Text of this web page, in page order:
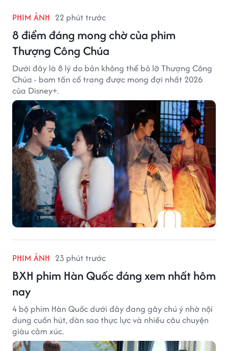
PHIM ẢNH 22 phút trước
8 điểm đáng mong chờ của phim
Thượng Công Chúa
Dưới đây là 8 lý do bản không thể bỏ lỡ Thượng Công
Chúa - bom tấn cổ trang được mong đợi nhất 2026
của Disney+.
PHIM ẢNH 23 phút trước
BXH phim Hàn Quốc đáng xem nhất hôm
nay
4 bộ phim Hàn Quốc dưới đây đang gây chú ý nhờ nội
dung cuốn hút, dàn sao thực lực và nhiều câu chuyện
giàu cảm xúc.